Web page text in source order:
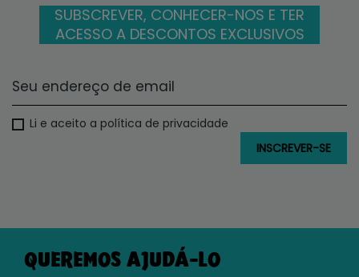
SUBSCREVER, CONHECER-NOS E TER
ACESSO A DESCONTOS EXCLUSIVOS
Li e aceito a política de privacidade
QUEREMOS AJUDÁ-LO